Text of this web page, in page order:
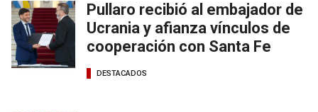
Pullaro recibió al embajador de
Ucrania y afianza vínculos de
cooperación con Santa Fe
DESTACADOS